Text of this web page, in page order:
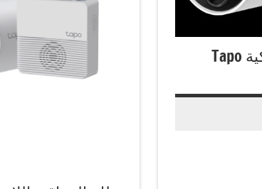
نظام الكاميرات الأمنية اللاسلكية Tapo